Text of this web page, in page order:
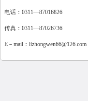
电话：0311—87016826
传真：0311—87026736
E－mail： lizhongwen66@126.com